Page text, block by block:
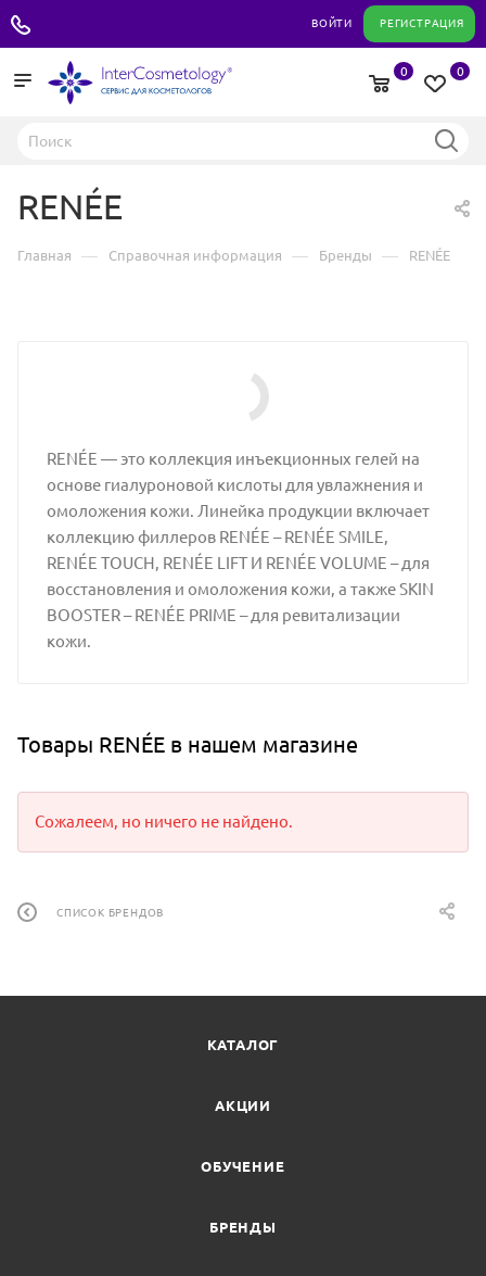
ВОЙТИ РЕГИСТРАЦИЯ
0
0
RENÉE
Главная — Справочная информация — Бренды — RENÉE
RENÉE — это коллекция инъекционных гелей на
основе гиалуроновой кислоты для увлажнения и
омоложения кожи. Линейка продукции включает
коллекцию филлеров RENÉE – RENÉE SMILE,
RENÉE TOUCH, RENÉE LIFT И RENÉE VOLUME – для
восстановления и омоложения кожи, а также SKIN
BOOSTER – RENÉE PRIME – для ревитализации
кожи.
Товары RENÉE в нашем магазине
Сожалеем, но ничего не найдено.
СПИСОК БРЕНДОВ
КАТАЛОГ
АКЦИИ
ОБУЧЕНИЕ
БРЕНДЫ